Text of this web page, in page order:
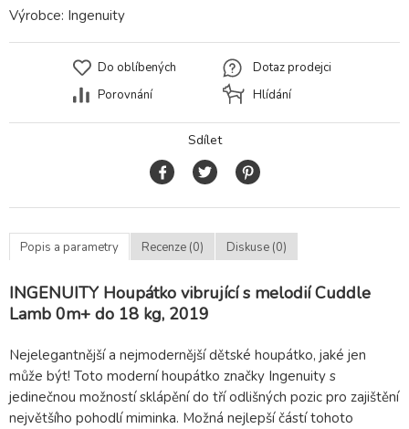
Výrobce: Ingenuity
Do oblíbených
Porovnání
Dotaz prodejci
Hlídání
Sdílet
Popis a parametry Recenze (0) Diskuse (0)
INGENUITY Houpátko vibrující s melodií Cuddle
Lamb 0m+ do 18 kg, 2019
Nejelegantnější a nejmodernější dětské houpátko, jaké jen
může být! Toto moderní houpátko značky Ingenuity s
jedinečnou možností sklápění do tří odlišných pozic pro zajištění
největšího pohodlí miminka. Možná nejlepší částí tohoto